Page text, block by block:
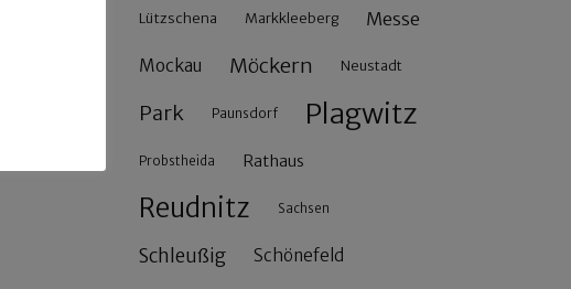
Lützschena Markkleeberg Messe
Mockau Möckern Neustadt
Park Paunsdorf Plagwitz
Probstheida Rathaus
Reudnitz Sachsen
Schleußig Schönefeld